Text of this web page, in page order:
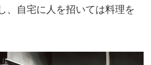
、自宅に人を招いては料理を